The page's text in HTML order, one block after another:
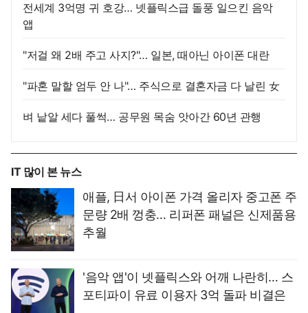
전세계 3억명 귀 호강… 넷플릭스급 돌풍 일으킨 음악
앱
"저걸 왜 2배 주고 사지?"… 일본, 때아닌 아이폰 대란
"파혼 말할 엄두 안 나"… 주식으로 결혼자금 다 날린 女
벼 낱알 세다 풀썩… 공무원 목숨 앗아간 60년 관행
IT 많이 본 뉴스
애플, 日서 아이폰 가격 올리자 중고폰 주
문량 2배 껑충… 리퍼폰 패널은 신제품용
추월
'음악 앱'이 넷플릭스와 어깨 나란히… 스
포티파이 유료 이용자 3억 돌파 비결은